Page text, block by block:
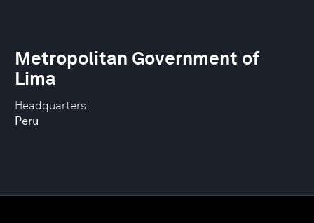
Headquarters
Peru
Metropolitan Government of
Lima